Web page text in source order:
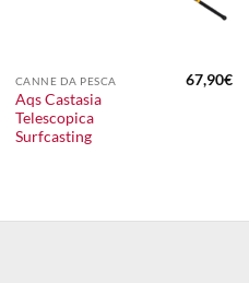
prezzo
attuale
CANNE DA PESCA
Aqs Castasia
Telescopica
Surfcasting
67,90€